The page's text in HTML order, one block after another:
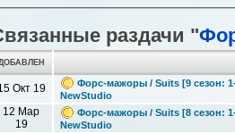
раздачи "
Окт 19
Форс-мажоры / Suits [9 сезон:
NewStudio
12 Мар
19
Форс-мажоры / Suits [8 сезон:
NewStudio